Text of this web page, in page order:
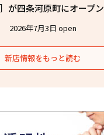
が四条河原町にオープン
2026年7月3日 open
新店情報をもっと読む